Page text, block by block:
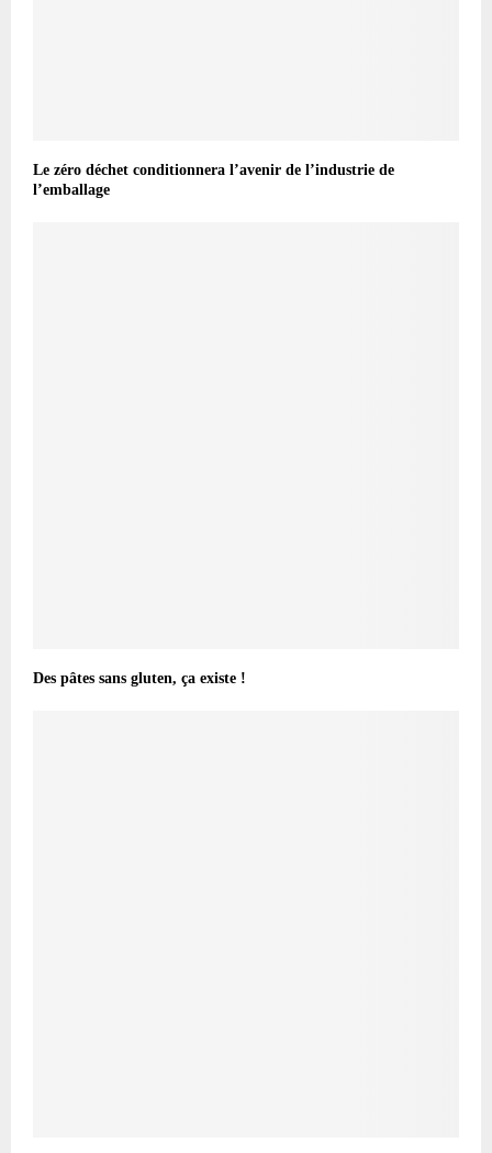
Le zéro déchet conditionnera l’avenir de l’industrie de
l’emballage
Des pâtes sans gluten, ça existe !